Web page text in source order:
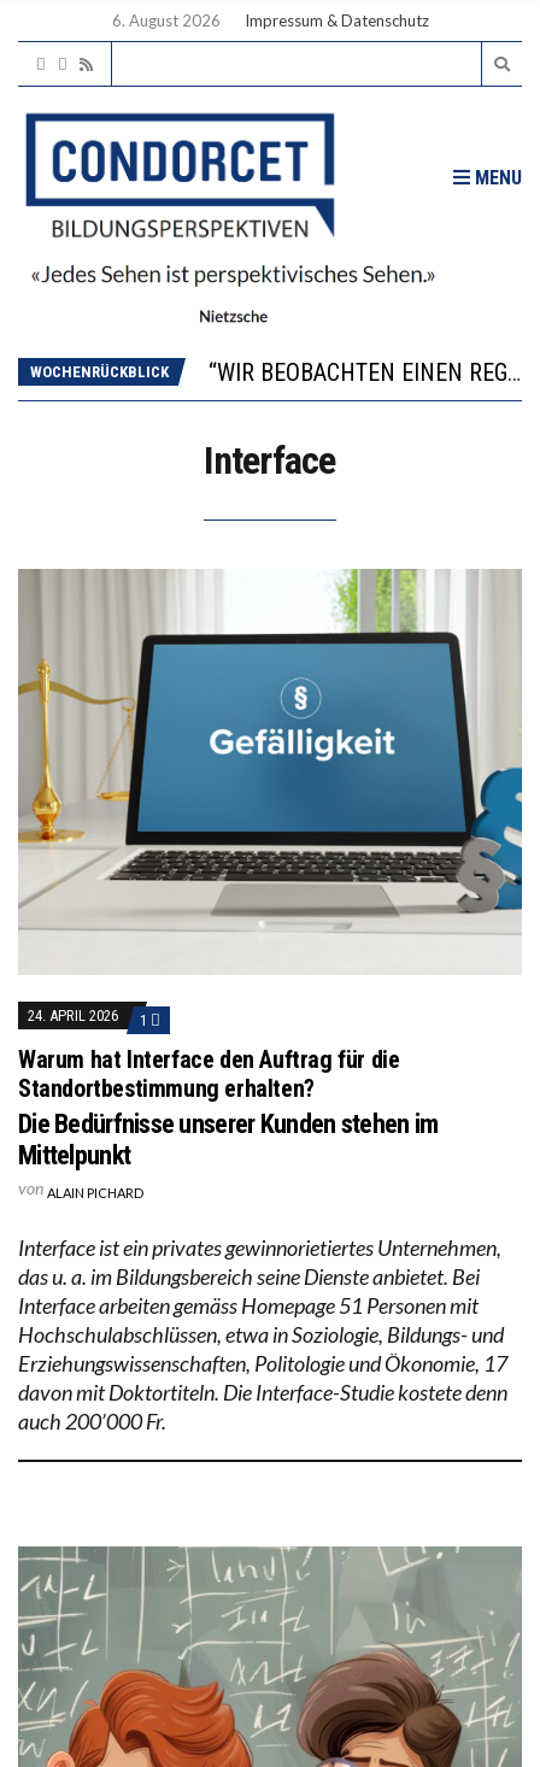
6. August 2026 Impressum & Datenschutz
MENU
WOCHENRÜCKBLICK
DIE VERSTÄRKTE HARMONISIERUNG IM SCHULWESEN VERRINGERT DAS INNOVATIONSPOTENZIAL
Interface
24. APRIL 2026 1
Warum hat Interface den Auftrag für die
Standortbestimmung erhalten?
Die Bedürfnisse unserer Kunden stehen im
Mittelpunkt
von ALAIN PICHARD
Interface ist ein privates gewinnorietiertes Unternehmen,
das u. a. im Bildungsbereich seine Dienste anbietet. Bei
Interface arbeiten gemäss Homepage 51 Personen mit
Hochschulabschlüssen, etwa in Soziologie, Bildungs- und
Erziehungswissenschaften, Politologie und Ökonomie, 17
davon mit Doktortiteln. Die Interface-Studie kostete denn
auch 200’000 Fr.